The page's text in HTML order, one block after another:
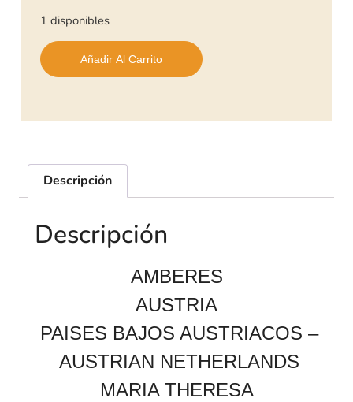
1 disponibles
Añadir Al Carrito
Descripción
Descripción
AMBERES
AUSTRIA
PAISES BAJOS AUSTRIACOS –
AUSTRIAN NETHERLANDS
MARIA THERESA